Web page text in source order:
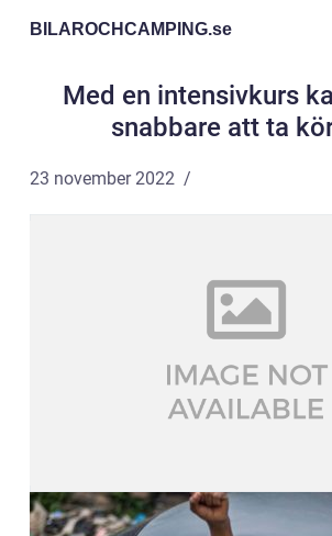
BILAROCHCAMPING.se
Med en intensivkurs
snabbare att ta
23 november 2022